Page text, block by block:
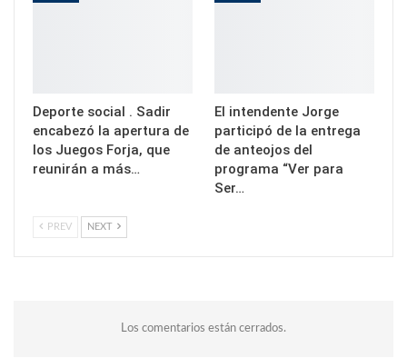
Deporte social . Sadir
encabezó la apertura de
los Juegos Forja, que
reunirán a más…
El intendente Jorge
participó de la entrega
de anteojos del
programa “Ver para
Ser…
PREV NEXT
Los comentarios están cerrados.